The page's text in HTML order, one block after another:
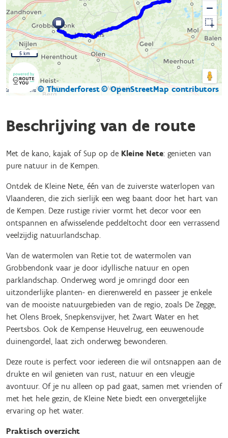
Kaartgegevens© Thunderforest© OpenStreetMap contributors
5 km
Beschrijving van de route
Met de kano, kajak of Sup op de Kleine Nete: genieten van
pure natuur in de Kempen.
Ontdek de Kleine Nete, één van de zuiverste waterlopen van
Vlaanderen, die zich sierlijk een weg baant door het hart van
de Kempen. Deze rustige rivier vormt het decor voor een
ontspannen en afwisselende peddeltocht door een verrassend
veelzijdig natuurlandschap.
Van de watermolen van Retie tot de watermolen van
Grobbendonk vaar je door idyllische natuur en open
parklandschap. Onderweg word je omringd door een
uitzonderlijke planten- en dierenwereld en passeer je enkele
van de mooiste natuurgebieden van de regio, zoals De Zegge,
het Olens Broek, Snepkensvijver, het Zwart Water en het
Peertsbos. Ook de Kempense Heuvelrug, een eeuwenoude
duinengordel, laat zich onderweg bewonderen.
Deze route is perfect voor iedereen die wil ontsnappen aan de
drukte en wil genieten van rust, natuur en een vleugje
avontuur. Of je nu alleen op pad gaat, samen met vrienden of
met het hele gezin, de Kleine Nete biedt een onvergetelijke
ervaring op het water.
Praktisch overzicht